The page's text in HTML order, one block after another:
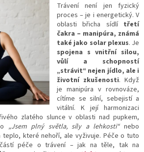
Trávení není jen fyzický
proces – je i energetický. V
oblasti břicha sídlí třetí
čakra – manipúra, známá
také jako solar plexus. Je
spojena s vnitřní silou,
vůlí a schopností
„strávit“ nejen jídlo, ale i
životní zkušenosti. Když
je manipúra v rovnováze,
cítíme se silní, sebejistí a
vitální. K její harmonizaci
zlatého slunce v oblasti nad pupkem,
„Jsem plný světla, síly a lehkosti“nebo
teplo, které nehoří, ale vyživuje. Péče o tuto
péče o trávení – jak na těle, tak na